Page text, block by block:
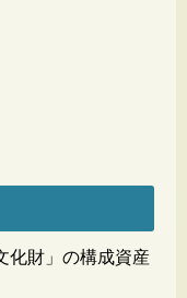
化財」の構成資産